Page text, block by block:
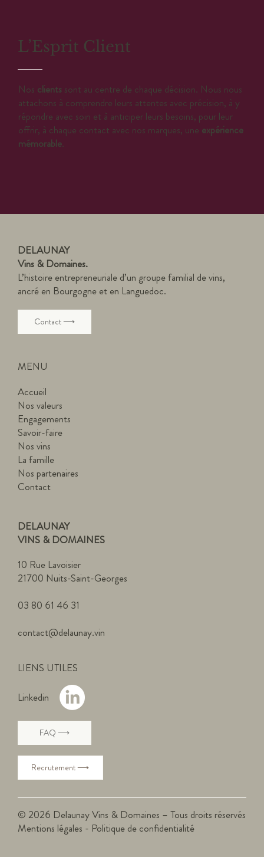
L’Esprit Client
Nos clientssont au centre de chaque décision. Nous nous
attachons à comprendre leurs attentes avec précision, à y
répondre avec soin et à anticiper leurs besoins, pour leur
offrir, à chaque contact avec nos marques, une expérience
mémorable.
DELAUNAY
Vins & Domaines.
L’histoire entrepreneuriale d’un groupe familial de vins,
ancré en Bourgogne et en Languedoc.
Contact ⟶
MENU
Accueil
Nos valeurs
Engagements
Savoir-faire
Nos vins
La famille
Nos partenaires
Contact
DELAUNAY
VINS & DOMAINES
10 Rue Lavoisier
21700 Nuits-Saint-Georges
03 80 61 46 31
contact@delaunay.vin
LIENS UTILES
Linkedin
FAQ ⟶
Recrutement ⟶
© 2026 Delaunay Vins & Domaines – Tous droits réservés
Mentions légales - Politique de confidentialité